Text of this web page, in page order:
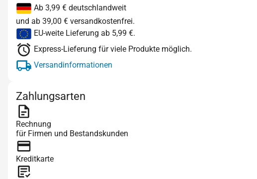
Ab 3,99 € deutschlandweit
und ab 39,00 € versandkostenfrei.
EU-weite Lieferung ab 5,99 €.
Express-Lieferung für viele Produkte möglich.
Versandinformationen
Zahlungsarten
Rechnung
für Firmen und Bestandskunden
Kreditkarte